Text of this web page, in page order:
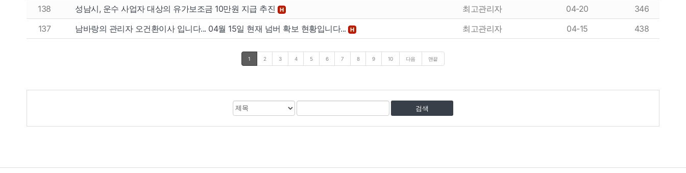
138
성남시, 운수 사업자 대상의 유가보조금 10만원 지급 추진 H 최고관리자 04-20
346
137
남바랑의 관리자 오건환이사 입니다... 04월 15일 현재 넘버 확보 현황입니다... H 최고관리자 04-15 438
1 2 3 4 5 6 7 8 9 10 다음 맨끝
검
검
색
대
상
검
어